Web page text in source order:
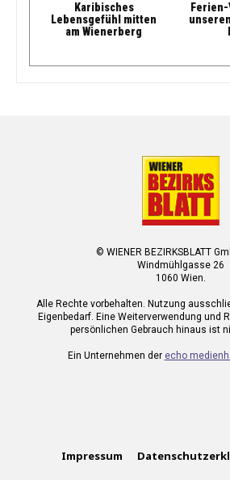
Karibisches
Lebensgefühl mitten
am Wienerberg
© WIENER BEZIRKSBLATT
Windmühlgasse 26
1060 Wien.
Alle Rechte vorbehalten. Nutzung
Eigenbedarf. Eine Weiterverwendung und
persönlichen Gebrauch hinaus ist
Ein Unternehmen der echo
Impressum